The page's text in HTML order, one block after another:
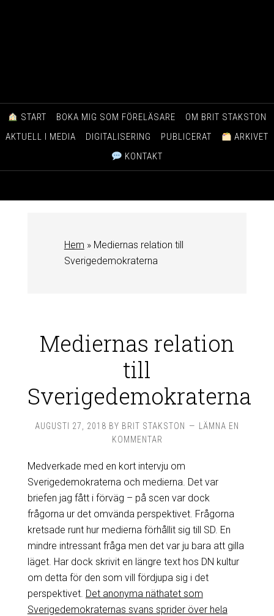
START BOKA MIG SOM FÖRELÄSARE
OM BRIT STAKSTON
AKTUELL I MEDIA
DIGITALISERING PUBLICERAT
ARKIVET
KONTAKT
Hem » Mediernas relation till
Sverigedemokraterna
Mediernas relation
till
Sverigedemokraterna
AUGUSTI 27, 2018 BY BRIT STAKSTON
LÄMNA EN
KOMMENTAR
Medverkade med en kort intervju om
Sverigedemokraterna och medierna. Det var
briefen jag fått i förväg – på scen var dock
frågorna ur det omvända perspektivet. Frågorna
kretsade runt hur medierna förhållit sig till SD. En
mindre intressant fråga men det var ju bara att gilla
läget. Har dock skrivit en längre text hos DN kultur
om detta för den som vill fördjupa sig i det
perspektivet. Det anonyma näthatet som
Sverigedemokraternas svans sprider över hela